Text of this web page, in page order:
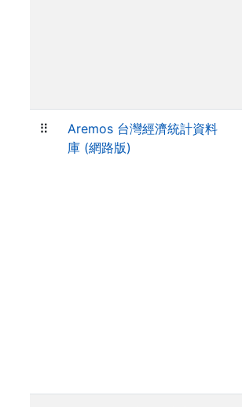
⠿
Aremos 台灣經濟統計資料
庫 (網路版)